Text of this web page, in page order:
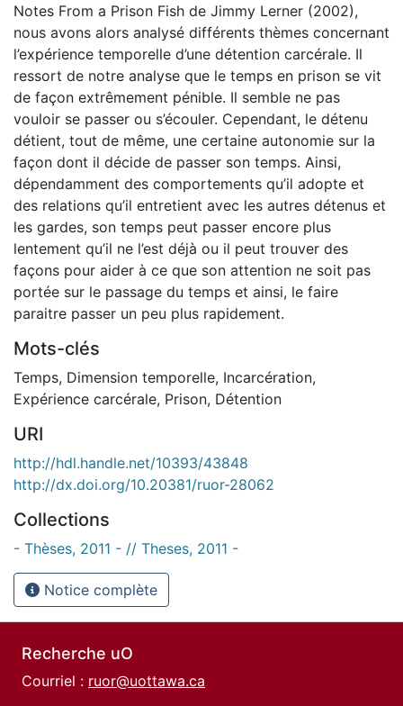
Notes From a Prison Fish de Jimmy Lerner (2002),
nous avons alors analysé différents thèmes concernant
l’expérience temporelle d’une détention carcérale. Il
ressort de notre analyse que le temps en prison se vit
de façon extrêmement pénible. Il semble ne pas
vouloir se passer ou s’écouler. Cependant, le détenu
détient, tout de même, une certaine autonomie sur la
façon dont il décide de passer son temps. Ainsi,
dépendamment des comportements qu’il adopte et
des relations qu’il entretient avec les autres détenus et
les gardes, son temps peut passer encore plus
lentement qu’il ne l’est déjà ou il peut trouver des
façons pour aider à ce que son attention ne soit pas
portée sur le passage du temps et ainsi, le faire
paraitre passer un peu plus rapidement.
Mots-clés
Temps, Dimension temporelle, Incarcération,
Expérience carcérale, Prison, Détention
URI
http://hdl.handle.net/10393/43848
http://dx.doi.org/10.20381/ruor-28062
Collections
- Thèses, 2011 - // Theses, 2011 -
Notice complète
Recherche uO
Courriel : ruor@uottawa.ca